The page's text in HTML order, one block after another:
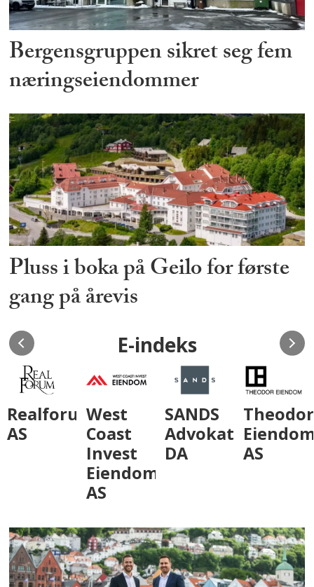
Bergensgruppen sikret seg fem
næringseiendommer
Pluss i boka på Geilo for første
gang på årevis
E-indeks
West
Coast
SANDS
Advokatfirma
DA
Theodor
Eiendom
AS
AS